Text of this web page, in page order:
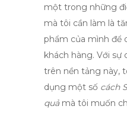
một trong những
mà tôi cần làm là
phẩm của mình để
khách hàng. Với sự
trên nền tảng này,
dụng một số cách
quảmà tôi muốn